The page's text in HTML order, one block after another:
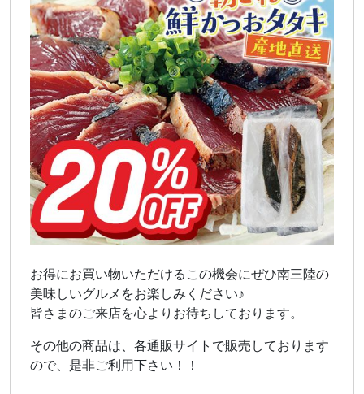
お得にお買い物いただけるこの機会にぜひ南三陸の
美味しいグルメをお楽しみください♪
皆さまのご来店を心よりお待ちしております。
その他の商品は、各通販サイトで販売しております
ので、是非ご利用下さい！！